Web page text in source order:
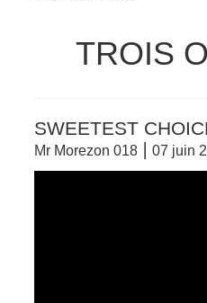
TROIS
SWEETEST
Mr Morezon 018 ⎮ 07 juin